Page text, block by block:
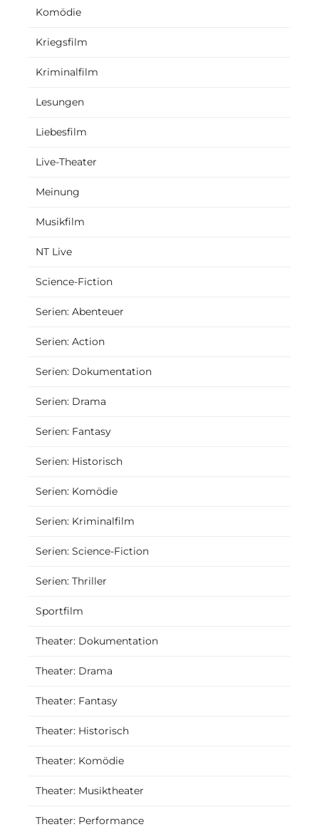
Komödie
Kriegsfilm
Kriminalfilm
Lesungen
Liebesfilm
Live-Theater
Meinung
Musikfilm
NT Live
Science-Fiction
Serien: Abenteuer
Serien: Action
Serien: Dokumentation
Serien: Drama
Serien: Fantasy
Serien: Historisch
Serien: Komödie
Serien: Kriminalfilm
Serien: Science-Fiction
Serien: Thriller
Sportfilm
Theater: Dokumentation
Theater: Drama
Theater: Fantasy
Theater: Historisch
Theater: Komödie
Theater: Musiktheater
Theater: Performance